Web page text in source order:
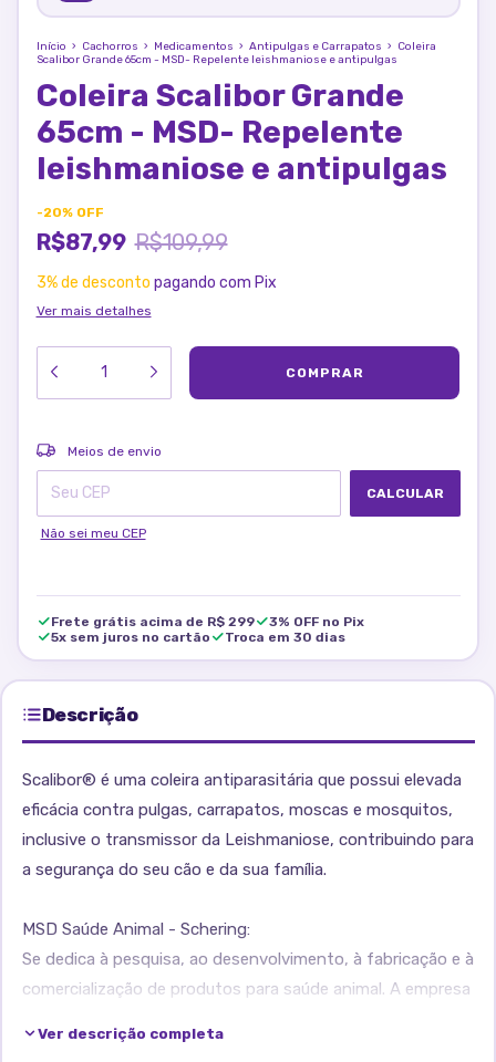
Início › Cachorros › Medicamentos › Antipulgas e Carrapatos › Coleira
Scalibor Grande 65cm - MSD- Repelente leishmaniose e antipulgas
Coleira Scalibor Grande
65cm - MSD- Repelente
leishmaniose e antipulgas
-20% OFF
R$87,99 R$109,99
3% de desconto pagando com Pix
Ver mais detalhes
Entregas para o CEP:
Meios de envio
CALCULAR
Não sei meu CEP
Frete grátis acima de R$ 299
3% OFF no Pix
5x sem juros no cartão
Troca em 30 dias
Descrição
Scalibor® é uma coleira antiparasitária que possui elevada
eficácia contra pulgas, carrapatos, moscas e mosquitos,
inclusive o transmissor da Leishmaniose, contribuindo para
a segurança do seu cão e da sua família.
MSD Saúde Animal - Schering:
Se dedica à pesquisa, ao desenvolvimento, à fabricação e à
comercialização de produtos para saúde animal. A empresa
linhas de produtos de apoio ao desempenho e para evitar,
Ver descrição completa